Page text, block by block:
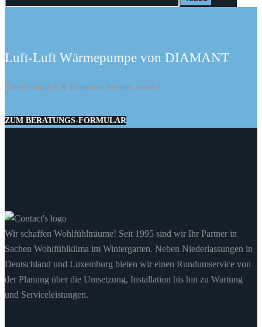
Luft-Luft Wärmepumpe von DIAMANT
Unverbindlich & kostenlos beraten lassen!
ZUM BERATUNGS-FORMULAR
Wir schaffen Wohlfühlträume! Seit 1995 sind wir Ihr Partner in
Sachen Wohlfühlklima im Wintergarten. Neben Niederlassungen in
Deutschland und Luxemburg bieten wir einen Rundumservice von
der Planung über die Umsetzung, Installation bis hin zu Wartung
und Serviceleistungen.